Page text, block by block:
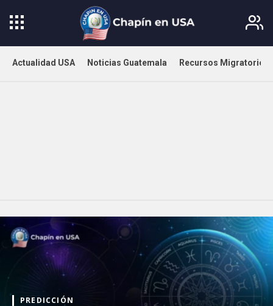
Actualidad USA Noticias Guatemala Recursos Migratorios
PREDICCIÓN